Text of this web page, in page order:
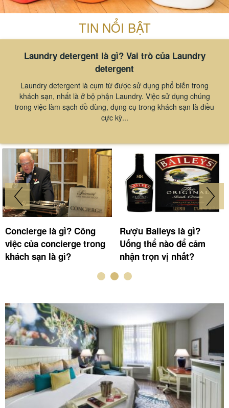
TIN NỔI BẬT
Laundry detergent là gì? Vai trò của Laundry
detergent
Laundry detergent là cụm từ được sử dụng phổ biến trong
khách sạn, nhất là ở bộ phận Laundry. Việc sử dụng chúng
trong việc làm sạch đồ dùng, dụng cụ trong khách sạn là điều
cực kỳ...
Flair Bartending là gì?
Tìm hiểu về kỹ thuật Flair
Bartending gây ấn tượng
Spa therapist là gì? Trở
thành Spa therapist có
khó không?